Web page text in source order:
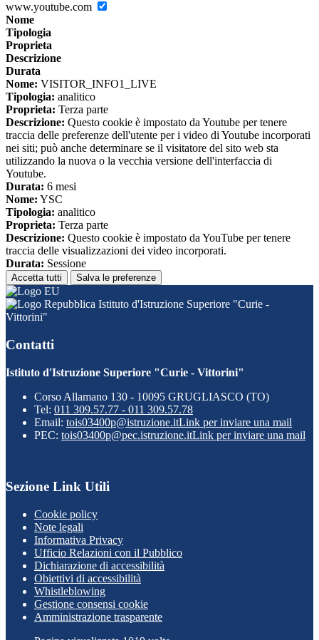
www.youtube.com
Nome
Tipologia
Proprieta
Descrizione
Durata
Nome: VISITOR_INFO1_LIVE
Tipologia: analitico
Proprieta: Terza parte
Descrizione: Questo cookie è impostato da Youtube per tenere
traccia delle preferenze dell'utente per i video di Youtube incorporati
nei siti; può anche determinare se il visitatore del sito web sta
utilizzando la nuova o la vecchia versione dell'interfaccia di
Youtube.
Durata: 6 mesi
Nome: YSC
Tipologia: analitico
Proprieta: Terza parte
Descrizione: Questo cookie è impostato da YouTube per tenere
traccia delle visualizzazioni dei video incorporati.
Durata: Sessione
Accetta tutti Salva le preferenze
Istituto d'Istruzione Superiore "Curie -
Vittorini"
Contatti
Istituto d'Istruzione Superiore "Curie - Vittorini"
Corso Allamano 130 - 10095 GRUGLIASCO (TO)
Tel: 011 309.57.77 - 011 309.57.78
Email: tois03400p@istruzione.itLink per inviare una mail
PEC: tois03400p@pec.istruzione.itLink per inviare una mail
Sezione Link Utili
Cookie policy
Note legali
Informativa Privacy
Ufficio Relazioni con il Pubblico
Dichiarazione di accessibilità
Obiettivi di accessibilità
Whistleblowing
Gestione consensi cookie
Amministrazione trasparente